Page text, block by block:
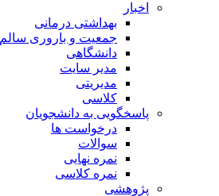
اخبار
بهداشتی درمانی
جمعیت و باروری سالم
دانشگاهی
مدیر سایت
مدیریتی
کلاسی
پاسخگویی به دانشجویان
درخواست ها
سوالات
نمره نهایی
نمره کلاسی
پژوهشی